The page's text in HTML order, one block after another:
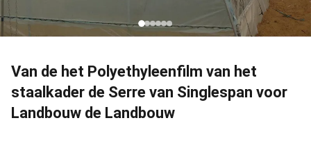
Van de het Polyethyleenfilm van het
staalkader de Serre van Singlespan voor
Landbouw de Landbouw